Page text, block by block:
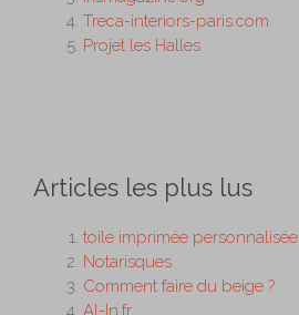
Treca-interiors-paris.com
Projet les Halles
Articles les plus lus
toile imprimée personnalisée
Notarisques
Comment faire du beige ?
Al-In.fr